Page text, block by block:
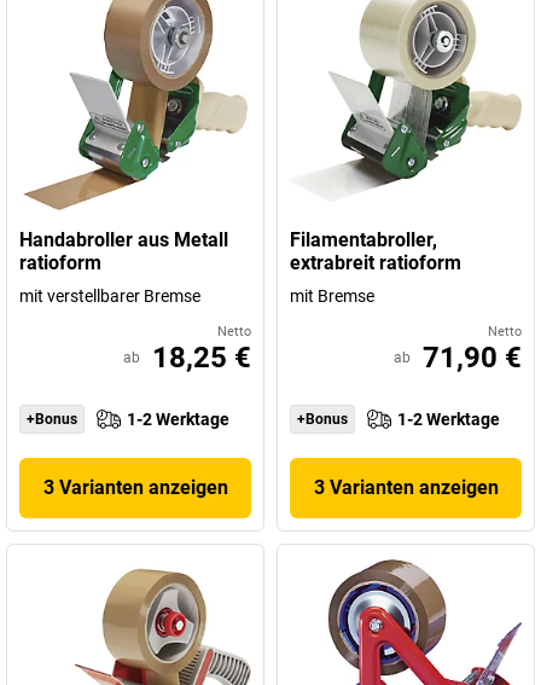
Handabroller aus Metall
ratioform
mit verstellbarer Bremse
Netto
ab 18,25 €
+Bonus 1-2 Werktage
3 Varianten anzeigen
Filamentabroller,
extrabreit ratioform
mit Bremse
Netto
ab 71,90 €
+Bonus 1-2 Werktage
3 Varianten anzeigen